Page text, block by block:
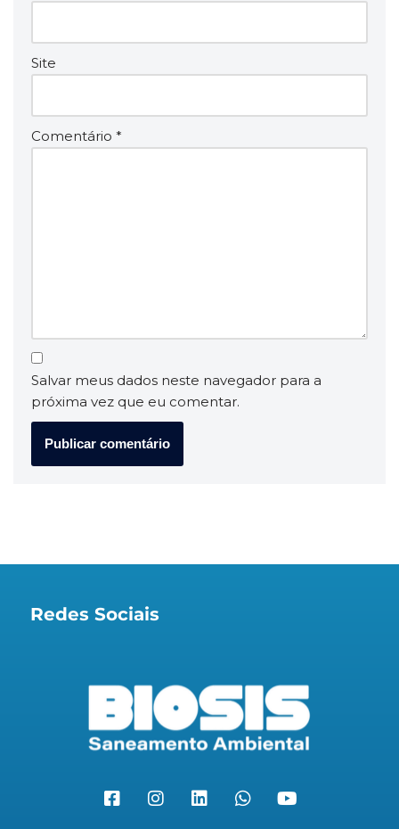
Site
Comentário *
Salvar meus dados neste navegador para a
próxima vez que eu comentar.
Redes Sociais